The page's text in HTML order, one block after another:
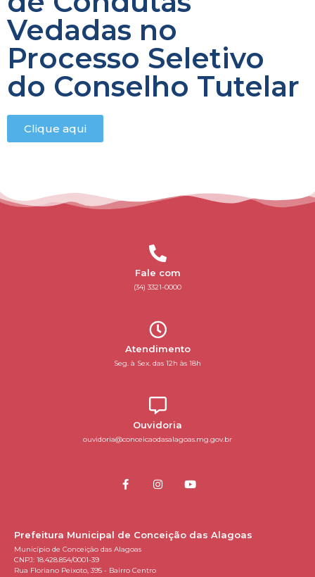
Vedadas no
Processo Seletivo
do Conselho Tutelar
Clique aqui
Fale com
(34) 3321-0000
Atendimento
Seg. à Sex. das 12h às 18h
Ouvidoria
ouvidoria@conceicaodasalagoas.mg.gov.br
Prefeitura Municipal de Conceição das Alagoas
Município de Conceição das Alagoas
CNPJ: 18.428.854/0001-39
Rua Floriano Peixoto, 395 - Bairro Centro